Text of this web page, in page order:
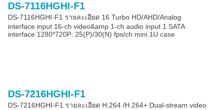
DS-7116HGHI-F1
DS-7116HGHI-F1 รายละเอียด 16 Turbo HD/AHD/Analog
interface input 16-ch video&amp 1-ch audio input 1 SATA
interface 1280*720P: 25(P)/30(N) fps/ch mini 1U case
DS-7216HGHI-F1
DS-7216HGHI-F1 รายละเอียด H.264 /H.264+ Dual-stream video